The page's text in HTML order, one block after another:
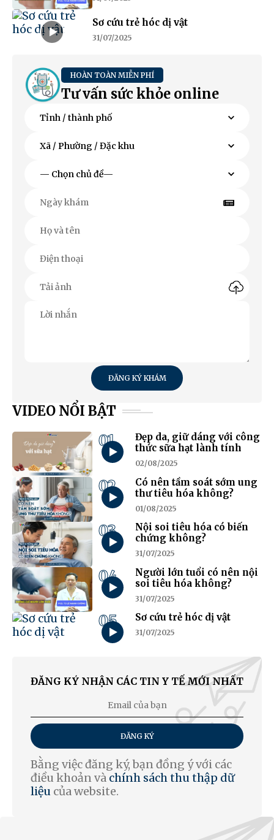
Sơ cứu trẻ hóc dị vật
31/07/2025
HOÀN TOÀN MIỄN PHÍ
Tư vấn sức khỏe online
ĐĂNG KÝ KHÁM
VIDEO NỔI BẬT
01
Đẹp da, giữ dáng với công
thức sữa hạt lành tính
02/08/2025
02
Có nên tầm soát sớm ung
thư tiêu hóa không?
01/08/2025
03
Nội soi tiêu hóa có biến
chứng không?
31/07/2025
04
Người lớn tuổi có nên nội
soi tiêu hóa không?
31/07/2025
05 Sơ cứu trẻ hóc dị vật
31/07/2025
ĐĂNG KÝ NHẬN CÁC TIN Y TẾ MỚI NHẤT
ĐĂNG KÝ
Bằng việc đăng ký, bạn đồng ý với các
điều khoản và chính sách thu thập dữ
liệu của website.